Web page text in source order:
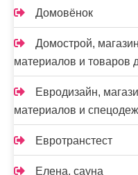
Домовёнок
Домострой,
материалов и товаров
Евродизайн,
материалов и
Евротранстест
Елена, сауна